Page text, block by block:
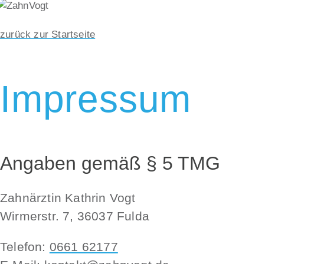
zurück zur Startseite
Impressum
Angaben gemäß § 5 TMG
Zahnärztin Kathrin Vogt
Wirmerstr. 7, 36037 Fulda
Telefon: 0661 62177